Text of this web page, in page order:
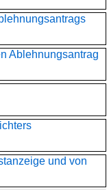
Ablehnungsantrag
und von